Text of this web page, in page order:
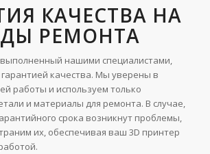
КАЧЕСТВА НА
РЕМОНТА
нашими специалистами,
качества. Мы уверены в
работы и используем только
и материалы для ремонта. В случае,
срока возникнут проблемы,
их, обеспечивая ваш 3D принтер